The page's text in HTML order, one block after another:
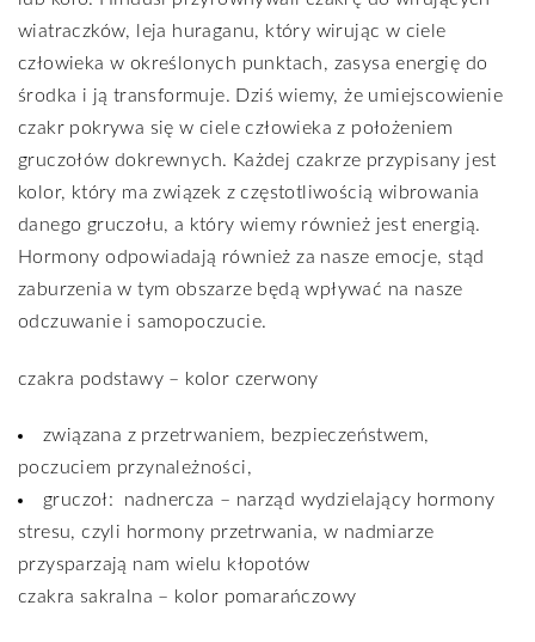
wiatraczków, leja huraganu, który wirując w ciele
człowieka w określonych punktach, zasysa energię do
środka i ją transformuje. Dziś wiemy, że umiejscowienie
czakr pokrywa się w ciele człowieka z położeniem
gruczołów dokrewnych. Każdej czakrze przypisany jest
kolor, który ma związek z częstotliwością wibrowania
danego gruczołu, a który wiemy również jest energią.
Hormony odpowiadają również za nasze emocje, stąd
zaburzenia w tym obszarze będą wpływać na nasze
odczuwanie i samopoczucie.
czakra podstawy – kolor czerwony
związana z przetrwaniem, bezpieczeństwem,
poczuciem przynależności,
gruczoł:
nadnercza – narząd wydzielający hormony
stresu, czyli hormony przetrwania, w nadmiarze
przysparzają nam wielu kłopotów
czakra sakralna – kolor pomarańczowy